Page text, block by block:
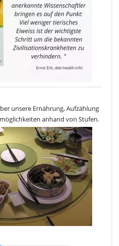
unsere Ernährung, Aufzählung
anhand von Stufen.